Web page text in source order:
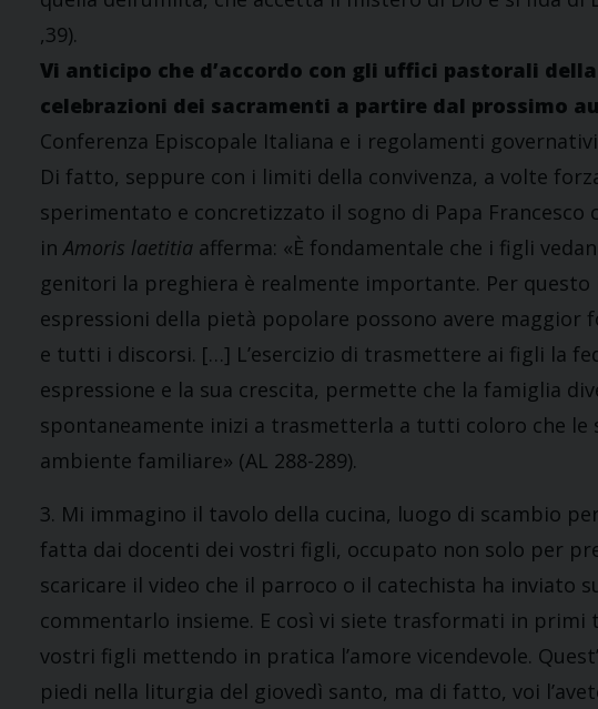
,39).
Vi anticipo che d’accordo con gli uffici pastorali
celebrazioni dei sacramenti a partire dal prossimo
Conferenza Episcopale Italiana e i regolamenti
Di fatto, seppure con i limiti della convivenza, a volte
sperimentato e concretizzato il sogno di Papa
inAmoris laetitia afferma: «È fondamentale che i figli
genitori la preghiera è realmente importante. Per
espressioni della pietà popolare possono avere maggior
e tutti i discorsi. […] L’esercizio di trasmettere ai figli la
espressione e la sua crescita, permette che la famiglia
spontaneamente inizi a trasmetterla a tutti coloro che le
ambiente familiare» (AL 288-289).
3. Mi immagino il tavolo della cucina, luogo di scambio
fatta dai docenti dei vostri figli, occupato non solo per
scaricare il video che il parroco o il catechista ha inviato
commentarlo insieme. E così vi siete trasformati in primi
vostri figli mettendo in pratica l’amore vicendevole.
piedi nella liturgia del giovedì santo, ma di fatto, voi